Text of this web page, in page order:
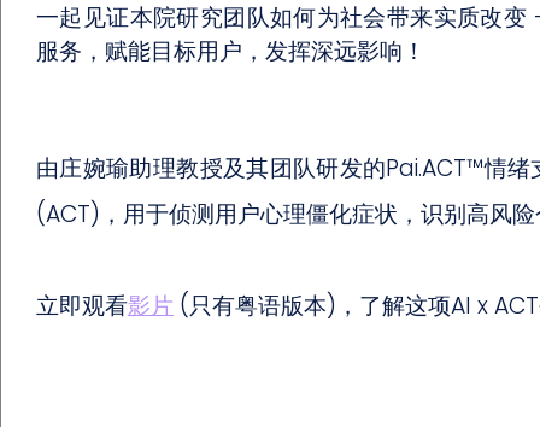
一起见证本院研究团队如何为社会带来实质改
服务，赋能目标用户，发挥深远影响！
由庄婉瑜助理教授及其团队研发的Pai.ACT™情
(ACT)，用于侦测用户心理僵化症状，识别高风
立即观看影片 (只有粤语版本)，了解这项AI x